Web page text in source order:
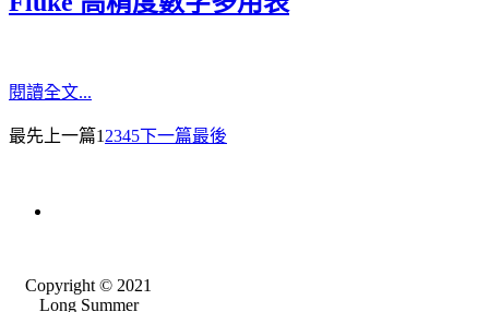
閱讀全文...
最先 上一篇1 2345下一篇最後
Copyright © 2021
Long Summer